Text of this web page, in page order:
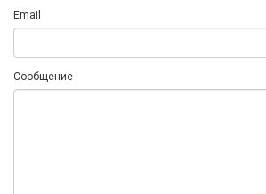
Email
Сообщение